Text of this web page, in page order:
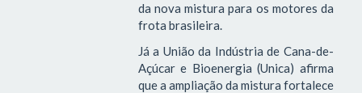
da nova mistura para os motores da
frota brasileira.
Já a União da Indústria de Cana-de-
Açúcar e Bioenergia (Unica) afirma
que a ampliação da mistura fortalece